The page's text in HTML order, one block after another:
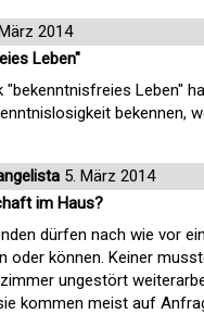
2014
Leben"
"bekenntnisfreies Leben"
bekennen,
5. März 2014
im Haus?
dürfen nach wie vor
oder können. Keiner
ungestört
kommen meist auf